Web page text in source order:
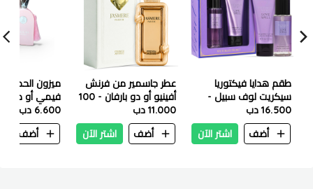
طقم هدايا فيكتوريا
سيكريت لوف سبيل -
لوشن جسم 75 مل
16.500 دب
أضف
اشتر الآن
عطر جاسمير من فرنش
أفينيو أو دو بارفان - 100
مل
11.000 دب
أضف
اشتر الآن
ميزون الحمراء
مل
6.600 دب
أضف